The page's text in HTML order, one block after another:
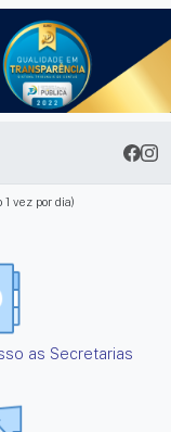
1 vez por dia)
as Secretarias